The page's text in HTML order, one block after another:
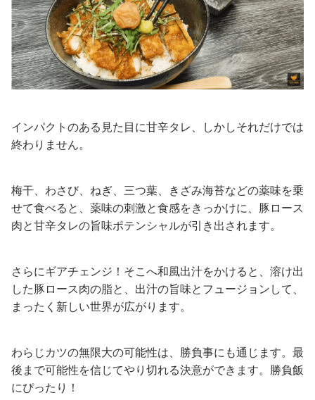
インパクトのある見た目に甘辛タレ、しかしそれだけでは
終わりません。
梅干、わさび、ねぎ、三つ葉、きざみ海苔などの薬味を乗
せて食べると、薬味の刺激と食感をきっかけに、豚ロース
肉と甘辛タレの旨味ポテンシャルが引き出されます。
さらにギアチェンジ！そこへ和風出汁をかけると、溶け出
した豚ロース肉の脂と、出汁の旨味とフュージョンして、
まったく新しい世界が広がります。
わらじカツの無限大の可能性は、勝負事にも通じます。最
後まで可能性を信じてやり切れる決意ができます。勝負飯
にぴったり！